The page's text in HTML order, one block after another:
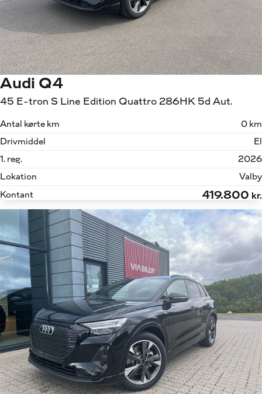
Audi Q4
45 E-tron S Line Edition Quattro 286HK 5d Aut.
Antal kørte km
0 km
Drivmiddel
El
1. reg.
2026
Lokation
Valby
Kontant
419.800 kr.